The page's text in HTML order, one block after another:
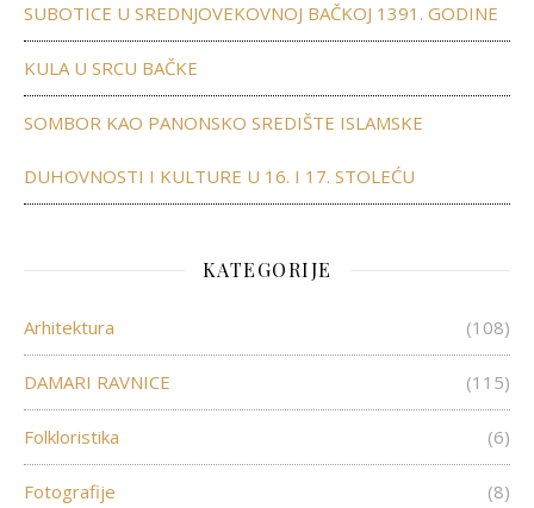
SUBOTICE U SREDNJOVEKOVNOJ BAČKOJ 1391. GODINE
KULA U SRCU BAČKE
SOMBOR KAO PANONSKO SREDIŠTE ISLAMSKE
DUHOVNOSTI I KULTURE U 16. I 17. STOLEĆU
KATEGORIJE
Arhitektura (108)
DAMARI RAVNICE (115)
Folkloristika (6)
Fotografije (8)